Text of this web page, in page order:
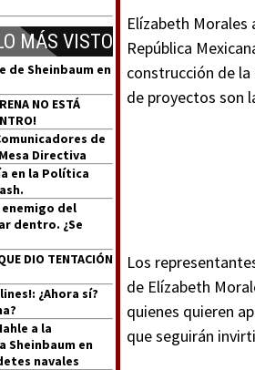
MÁS VISTO
de Sheinbaum en
NO ESTÁ
de
Directiva
en la Política
enemigo del
dentro. ¿Se
DIO TENTACIÓN
¿Ahora sí?
a la
Sheinbaum en
navales
Elízabeth
República
construcción de
de proyectos son
Los
de Elízabeth
quienes quieren
que seguirán